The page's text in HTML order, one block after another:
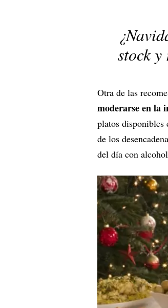
stock
Otra de las
moderarse en la
platos disponibles
de los
del día con